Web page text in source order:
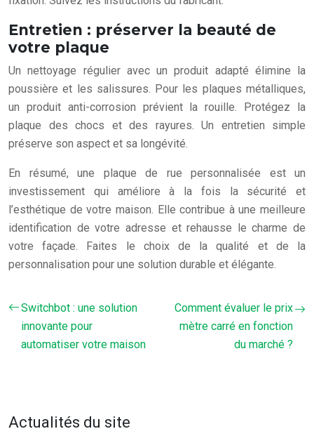
Entretien : préserver la beauté de
votre plaque
Un nettoyage régulier avec un produit adapté élimine la
poussière et les salissures. Pour les plaques métalliques,
un produit anti-corrosion prévient la rouille. Protégez la
plaque des chocs et des rayures. Un entretien simple
préserve son aspect et sa longévité.
En résumé, une plaque de rue personnalisée est un
investissement qui améliore à la fois la sécurité et
l’esthétique de votre maison. Elle contribue à une meilleure
identification de votre adresse et rehausse le charme de
votre façade. Faites le choix de la qualité et de la
personnalisation pour une solution durable et élégante.
Switchbot : une solution
innovante pour
automatiser votre maison
Comment évaluer le prix
mètre carré en fonction
du marché ?
Actualités du site